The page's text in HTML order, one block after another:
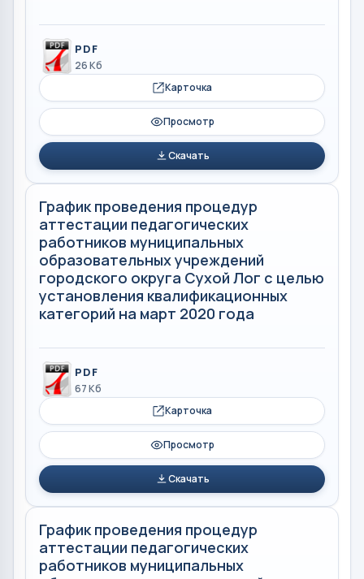
PDF
26 Кб
Карточка
Просмотр
Скачать
График проведения процедур
аттестации педагогических
работников муниципальных
образовательных учреждений
городского округа Сухой Лог с целью
установления квалификационных
категорий на март 2020 года
PDF
67 Кб
Карточка
Просмотр
Скачать
График проведения процедур
аттестации педагогических
работников муниципальных